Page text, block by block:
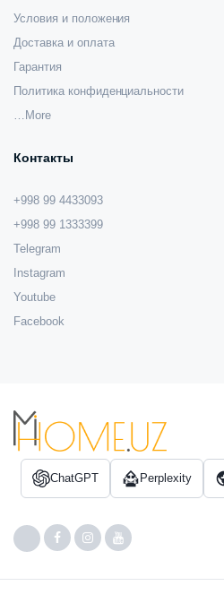
Условия и положения
Доставка и оплата
Гарантия
Политика конфиденциальности
…More
Контакты
+998 99 4433093
+998 99 1333399
Telegram
Instagram
Youtube
Facebook
ChatGPT Perplexity